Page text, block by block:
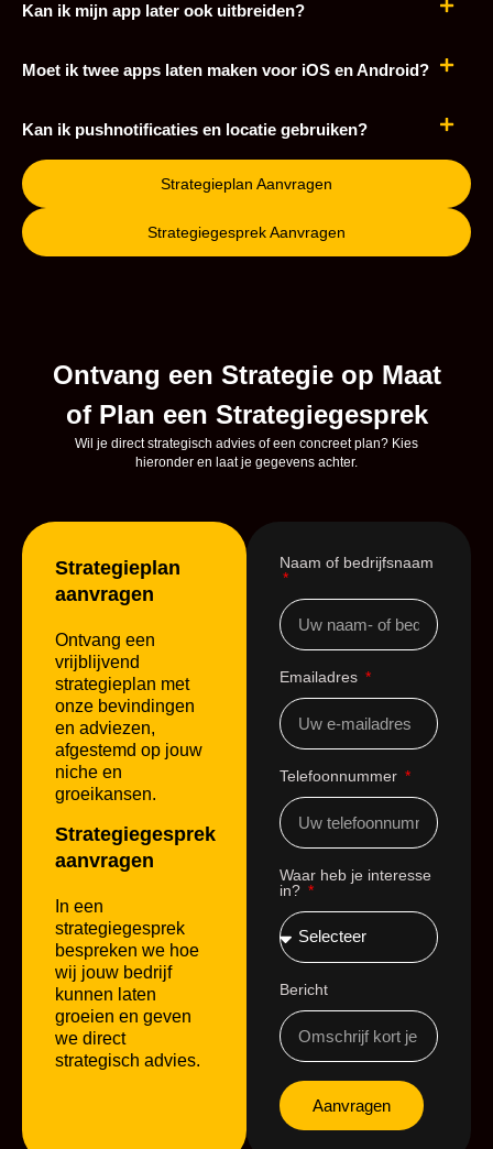
Kan ik mijn app later ook uitbreiden?
Moet ik twee apps laten maken voor iOS en Android?
Kan ik pushnotificaties en locatie gebruiken?
Strategieplan Aanvragen
Strategiegesprek Aanvragen
Ontvang een Strategie op Maat
of Plan een Strategiegesprek
Wil je direct strategisch advies of een concreet plan? Kies
hieronder en laat je gegevens achter.
Naam of bedrijfsnaam
Emailadres
Telefoonnummer
Waar heb je interesse
in?
Bericht
Aanvragen
Strategieplan
aanvragen
Ontvang een
vrijblijvend
strategieplan met
onze bevindingen
en adviezen,
afgestemd op jouw
niche en
groeikansen.
Strategiegesprek
aanvragen
In een
strategiegesprek
bespreken we hoe
wij jouw bedrijf
kunnen laten
groeien en geven
we direct
strategisch advies.